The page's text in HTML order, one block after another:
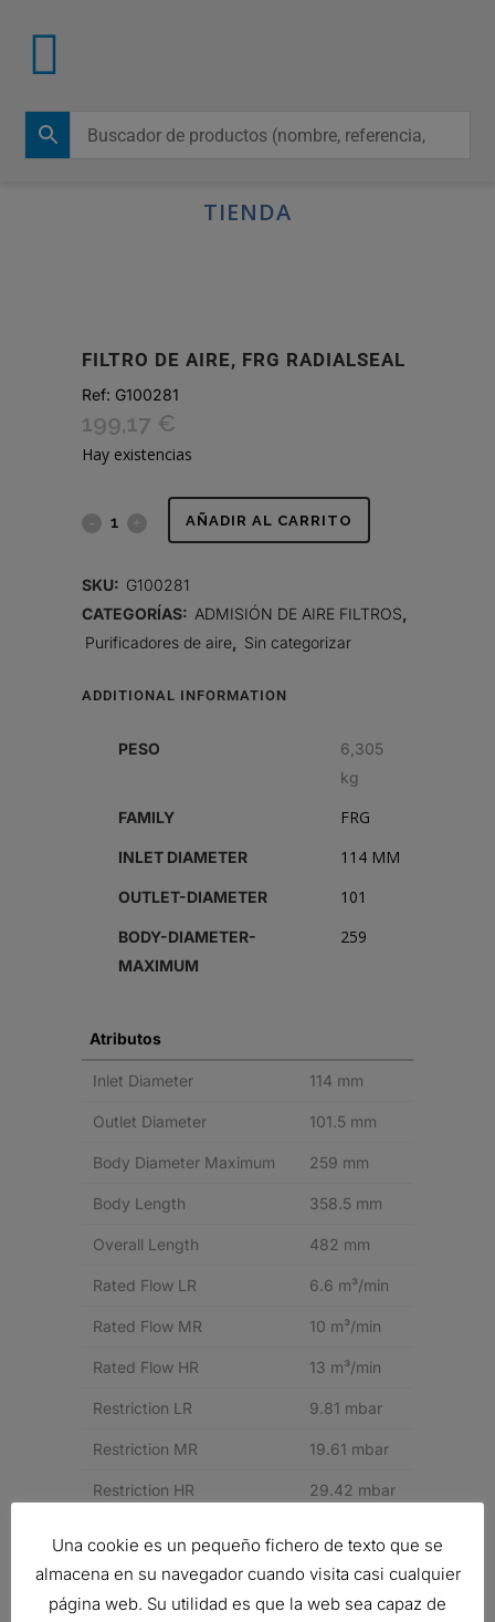
TIENDA
FILTRO DE AIRE, FRG RADIALSEAL
Ref: G100281
199,17 €
Hay existencias
FILTRO
FRG
AÑADIR AL CARRITO
SKU: G100281
CATEGORÍAS: ADMISIÓN DE AIRE FILTROS
Purificadores de aire
Sin categorizar
ADDITIONAL INFORMATION
PESO
6,305
kg
FAMILY FRG
INLET DIAMETER 114 MM
OUTLET-DIAMETER 101
BODY-DIAMETER-
MAXIMUM
259
Atributos
Inlet Diameter 114 mm
Outlet Diameter 101.5 mm
Body Diameter Maximum 259 mm
Body Length 358.5 mm
Overall Length 482 mm
Rated Flow LR 6.6 m³/min
Rated Flow MR 10 m³/min
Rated Flow HR 13 m³/min
Restriction LR 9.81 mbar
Restriction MR 19.61 mbar
Restriction HR 29.42 mbar
Family FRG
Una cookie es un pequeño fichero de texto que se
almacena en su navegador cuando visita casi cualquier
página web. Su utilidad es que la web sea capaz de